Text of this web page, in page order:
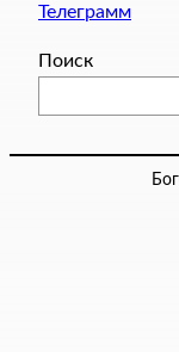
Телеграмм
Поиск